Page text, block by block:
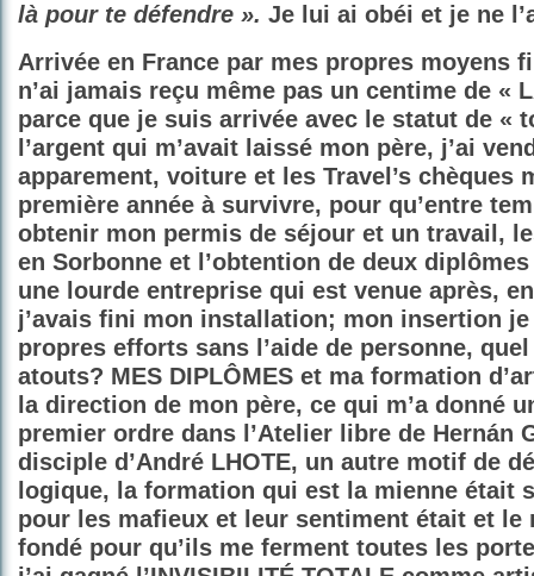
là pour te défendre ». Je lui ai obéi et je ne
Arrivée en France par mes propres moyens
n’ai jamais reçu même pas un centime de «
parce que je suis arrivée avec le statut de «
l’argent qui m’avait laissé mon père, j’ai
apparement, voiture et les Travel’s chèques
première année à survivre, pour qu’entre
obtenir mon permis de séjour et un travail,
en Sorbonne et l’obtention de deux
une lourde entreprise qui est venue après,
j’avais fini mon installation; mon insertion je
propres efforts sans l’aide de personne,
atouts? MES DIPLÔMES et ma formation
la direction de mon père, ce qui m’a donné
premier ordre dans l’Atelier libre de Hernán
disciple d’André LHOTE, un autre motif de
logique, la formation qui est la mienne était
pour les mafieux et leur sentiment était et le
fondé pour qu’ils me ferment toutes les